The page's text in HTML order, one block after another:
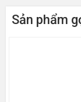
Sản phẩm